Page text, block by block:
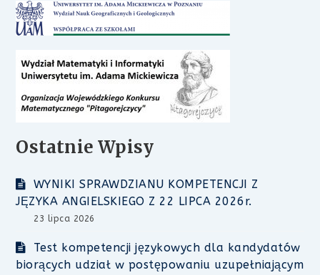
Ostatnie Wpisy
WYNIKI SPRAWDZIANU KOMPETENCJI Z
JĘZYKA ANGIELSKIEGO Z 22 LIPCA 2026r.
23 lipca 2026
Test kompetencji językowych dla kandydatów
biorących udział w postępowaniu uzupełniającym